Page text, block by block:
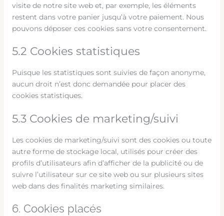
visite de notre site web et, par exemple, les éléments
restent dans votre panier jusqu’à votre paiement. Nous
pouvons déposer ces cookies sans votre consentement.
5.2 Cookies statistiques
Puisque les statistiques sont suivies de façon anonyme,
aucun droit n’est donc demandée pour placer des
cookies statistiques.
5.3 Cookies de marketing/suivi
Les cookies de marketing/suivi sont des cookies ou toute
autre forme de stockage local, utilisés pour créer des
profils d’utilisateurs afin d’afficher de la publicité ou de
suivre l’utilisateur sur ce site web ou sur plusieurs sites
web dans des finalités marketing similaires.
6. Cookies placés